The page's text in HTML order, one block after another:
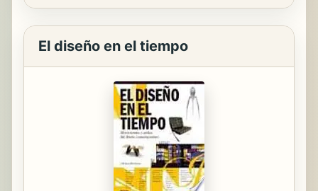
El diseño en el tiempo